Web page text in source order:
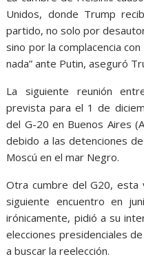
Unidos, donde Trump
partido, no solo por
sino por la complacencia
nada” ante Putin, aseguró
La siguiente reunión
prevista para el 1 de
del G-20 en Buenos Aires
debido a las detenciones
Moscú en el mar Negro.
Otra cumbre del G20, esta
siguiente encuentro en
irónicamente, pidió a su
elecciones presidenciales
a buscar la reelección.